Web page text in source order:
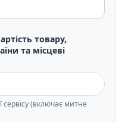
товару,
та місцеві
сервісу (включає митне